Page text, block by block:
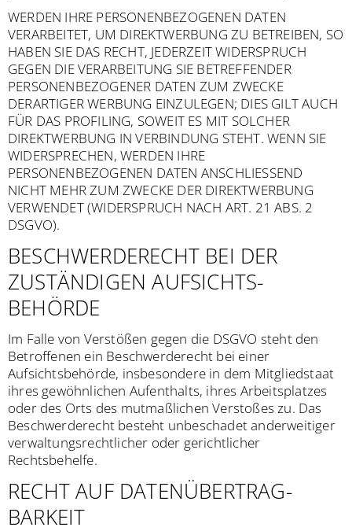
WERDEN IHRE PERSONENBEZOGENEN DATEN
VERARBEITET, UM DIREKTWERBUNG ZU BETREIBEN, SO
HABEN SIE DAS RECHT, JEDERZEIT WIDERSPRUCH
GEGEN DIE VERARBEITUNG SIE BETREFFENDER
PERSONENBEZOGENER DATEN ZUM ZWECKE
DERARTIGER WERBUNG EINZULEGEN; DIES GILT AUCH
FÜR DAS PROFILING, SOWEIT ES MIT SOLCHER
DIREKTWERBUNG IN VERBINDUNG STEHT. WENN SIE
WIDERSPRECHEN, WERDEN IHRE
PERSONENBEZOGENEN DATEN ANSCHLIESSEND
NICHT MEHR ZUM ZWECKE DER DIREKTWERBUNG
VERWENDET (WIDERSPRUCH NACH ART. 21 ABS. 2
DSGVO).
BESCHWERDE­RECHT BEI DER
ZUSTÄNDIGEN AUFSICHTS­
BEHÖRDE
Im Falle von Verstößen gegen die DSGVO steht den
Betroffenen ein Beschwerderecht bei einer
Aufsichtsbehörde, insbesondere in dem Mitgliedstaat
ihres gewöhnlichen Aufenthalts, ihres Arbeitsplatzes
oder des Orts des mutmaßlichen Verstoßes zu. Das
Beschwerderecht besteht unbeschadet anderweitiger
verwaltungsrechtlicher oder gerichtlicher
Rechtsbehelfe.
RECHT AUF DATEN­ÜBERTRAG­
BARKEIT